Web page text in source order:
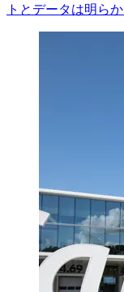
トとデータは明ら